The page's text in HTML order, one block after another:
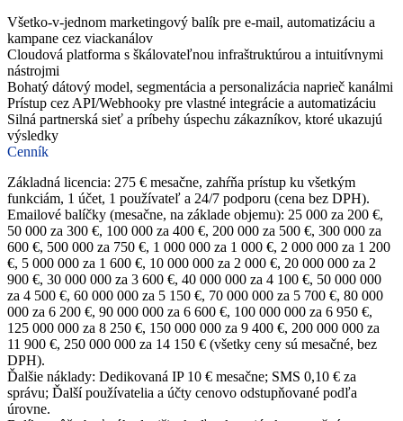
Všetko-v-jednom marketingový balík pre e-mail, automatizáciu a
kampane cez viackanálov
Cloudová platforma s škálovateľnou infraštruktúrou a intuitívnymi
nástrojmi
Bohatý dátový model, segmentácia a personalizácia naprieč kanálmi
Prístup cez API/Webhooky pre vlastné integrácie a automatizáciu
Silná partnerská sieť a príbehy úspechu zákazníkov, ktoré ukazujú
výsledky
Cenník
Základná licencia: 275 € mesačne, zahŕňa prístup ku všetkým
funkciám, 1 účet, 1 používateľ a 24/7 podporu (cena bez DPH).
Emailové balíčky (mesačne, na základe objemu): 25 000 za 200 €,
50 000 za 300 €, 100 000 za 400 €, 200 000 za 500 €, 300 000 za
600 €, 500 000 za 750 €, 1 000 000 za 1 000 €, 2 000 000 za 1 200
€, 5 000 000 za 1 600 €, 10 000 000 za 2 000 €, 20 000 000 za 2
900 €, 30 000 000 za 3 600 €, 40 000 000 za 4 100 €, 50 000 000
za 4 500 €, 60 000 000 za 5 150 €, 70 000 000 za 5 700 €, 80 000
000 za 6 200 €, 90 000 000 za 6 600 €, 100 000 000 za 6 950 €,
125 000 000 za 8 250 €, 150 000 000 za 9 400 €, 200 000 000 za
11 900 €, 250 000 000 za 14 150 € (všetky ceny sú mesačné, bez
DPH).
Ďalšie náklady: Dedikovaná IP 10 € mesačne; SMS 0,10 € za
správu; Ďalší používatelia a účty cenovo odstupňované podľa
úrovne.